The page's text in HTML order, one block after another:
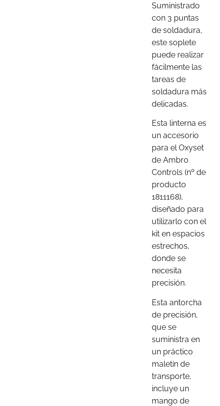
Suministrado
con 3 puntas
de soldadura,
este soplete
puede realizar
fácilmente las
tareas de
soldadura más
delicadas.
Esta linterna es
un accesorio
para el Oxyset
de Ambro
Controls (nº de
producto
1811168),
diseñado para
utilizarlo con el
kit en espacios
estrechos,
donde se
necesita
precisión.
Esta antorcha
de precisión,
que se
suministra en
un práctico
maletín de
transporte,
incluye un
mango de